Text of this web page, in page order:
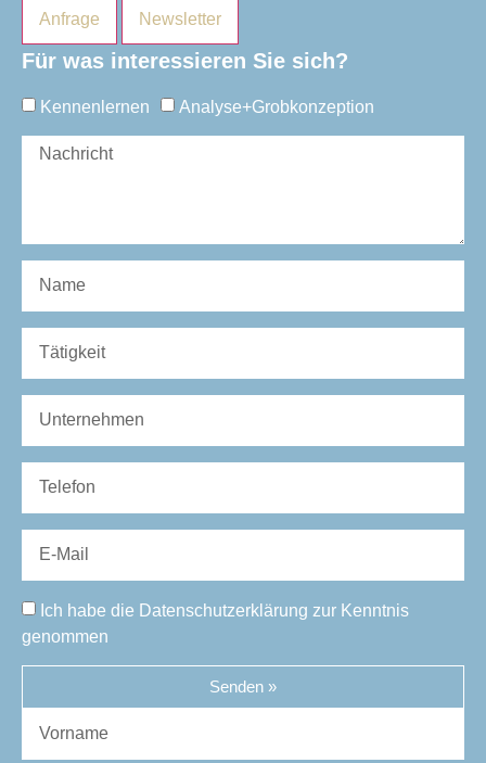
Anfrage Newsletter
Für was interessieren Sie sich?
Kennenlernen Analyse+Grobkonzeption
Ich habe die Datenschutzerklärung zur Kenntnis
genommen
Senden »